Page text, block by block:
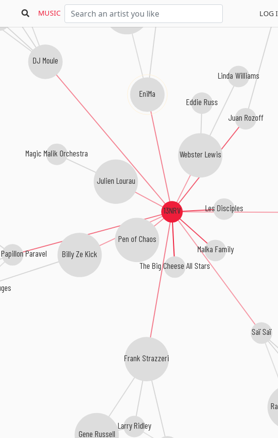
MUSIC LOG
13NRV
The Big Cheese All Stars
Les Disciples
Malka Family
Juan Rozoff
Paravel
Frank Strazzeri
EniMa
DJ Moule
Pen of Chaos
Julien Lourau
Billy Ze Kick
Saï Saï
Webster Lewis
Magic Malik Orchestra
Eddie Russ
Sazamyzy
Larry Ridley
Linda Williams
Gene Russell
Amine Farsi